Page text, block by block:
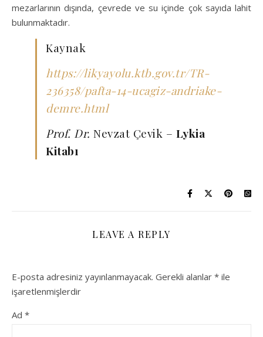
mezarlarının dışında, çevrede ve su içinde çok sayıda lahit
bulunmaktadır.
Kaynak
https://likyayolu.ktb.gov.tr/TR-
236358/pafta-14-ucagiz-andriake-
demre.html
Prof. Dr. Nevzat Çevik – Lykia
Kitabı
LEAVE A REPLY
E-posta adresiniz yayınlanmayacak. Gerekli alanlar * ile
işaretlenmişlerdir
Ad *